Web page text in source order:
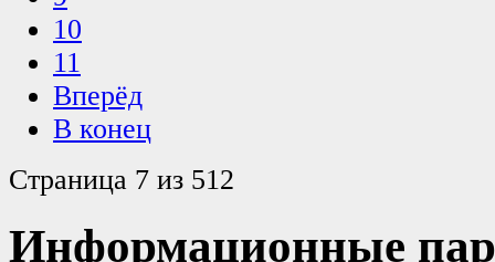
10
11
Вперёд
В конец
Страница 7 из 512
Информационные